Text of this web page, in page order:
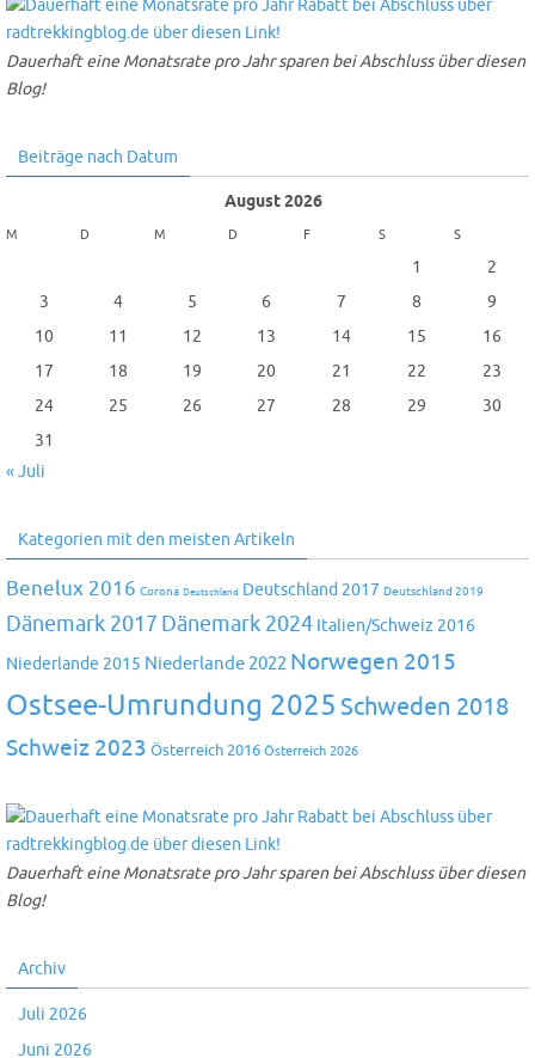
Dauerhaft eine Monatsrate pro Jahr sparen bei Abschluss über diesen
Blog!
Beiträge nach Datum
August 2026
M D M D F S S
1
2
3
4 5 6 7 8
9
10
11 12 13 14 15
16
17
18 19 20 21 22
23
24
25 26 27 28 29
30
31
« Juli
Kategorien mit den meisten Artikeln
Benelux 2016 Corona Deutschland Deutschland 2017 Deutschland 2019
Dänemark 2017 Dänemark 2024 Italien/Schweiz 2016
Niederlande 2015 Niederlande 2022 Norwegen 2015
Ostsee-Umrundung 2025 Schweden 2018
Schweiz 2023 Österreich 2016 Österreich 2026
Dauerhaft eine Monatsrate pro Jahr sparen bei Abschluss über diesen
Blog!
Archiv
Juli 2026
Juni 2026